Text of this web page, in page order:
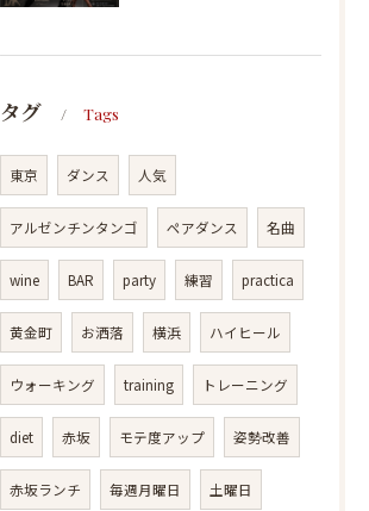
タグ Tags
東京 ダンス 人気
アルゼンチンタンゴ ペアダンス 名曲
wine BAR party 練習 practica
黄金町 お洒落 横浜 ハイヒール
ウォーキング training トレーニング
diet 赤坂 モテ度アップ 姿勢改善
赤坂ランチ 毎週月曜日 土曜日